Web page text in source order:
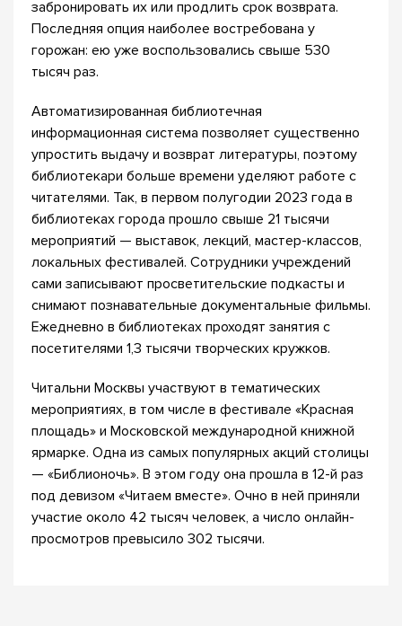
забронировать их или продлить срок возврата.
Последняя опция наиболее востребована у
горожан: ею уже воспользовались свыше 530
тысяч раз.
Автоматизированная библиотечная
информационная система позволяет существенно
упростить выдачу и возврат литературы, поэтому
библиотекари больше времени уделяют работе с
читателями. Так, в первом полугодии 2023 года в
библиотеках города прошло свыше 21 тысячи
мероприятий — выставок, лекций, мастер-классов,
локальных фестивалей. Сотрудники учреждений
сами записывают просветительские подкасты и
снимают познавательные документальные фильмы.
Ежедневно в библиотеках проходят занятия с
посетителями 1,3 тысячи творческих кружков.
Читальни Москвы участвуют в тематических
мероприятиях, в том числе в фестивале «Красная
площадь» и Московской международной книжной
ярмарке. Одна из самых популярных акций столицы
— «Библионочь». В этом году она прошла в 12-й раз
под девизом «Читаем вместе». Очно в ней приняли
участие около 42 тысяч человек, а число онлайн-
просмотров превысило 302 тысячи.